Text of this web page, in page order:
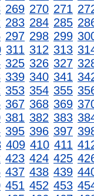
269 270 271
283 284 285
297 298 299
311 312 313
325 326 327
339 340 341
353 354 355
367 368 369
381 382 383
395 396 397
409 410 411
423 424 425
437 438 439
451 452 453